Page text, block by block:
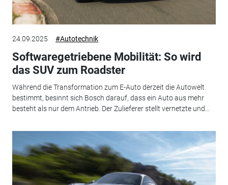
24.09.2025 #Autotechnik
Softwaregetriebene Mobilität: So wird
das SUV zum Roadster
Während die Transformation zum E-Auto derzeit die Autowelt
bestimmt, besinnt sich Bosch darauf, dass ein Auto aus mehr
besteht als nur dem Antrieb. Der Zulieferer stellt vernetzte und...